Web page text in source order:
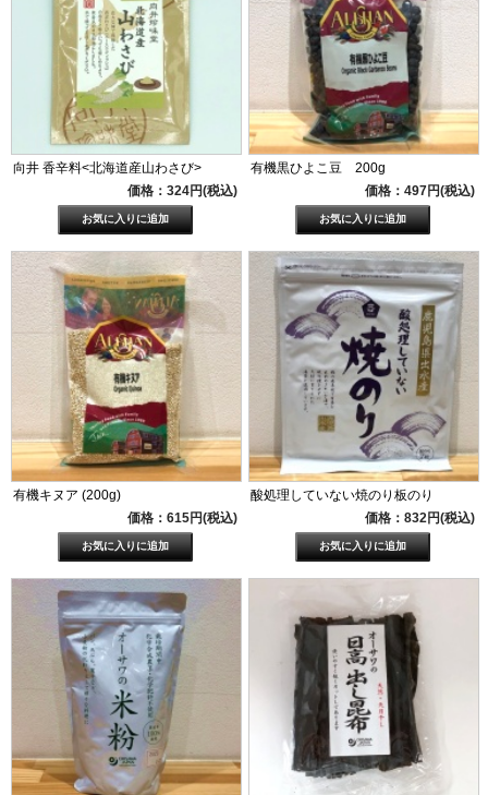
向井 香辛料<北海道産山わさび>
価格：324円(税込)
有機黒ひよこ豆 200g
価格：497円(税込)
有機キヌア (200g)
価格：615円(税込)
酸処理していない焼のり板のり
価格：832円(税込)